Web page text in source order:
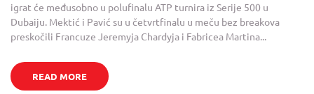
igrat će međusobno u polufinalu ATP turnira iz Serije 500 u
Dubaiju. Mektić i Pavić su u četvrtfinalu u meču bez breakova
preskočili Francuze Jeremyja Chardyja i Fabricea Martina...
READ MORE